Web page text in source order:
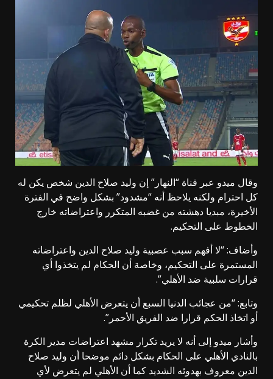
وقال ميدو عبر قناة “النهار” إن وليد صلاح الدين شخص يكن له
كل احترام ولكنه يلاحظ أنه “مشدود” بشكل واضح في الفترة
الأخيرة، مبديا دهشته من غضبه المتكرر واعتراضاته خارج
الخطوط على التحكيم.
وأضاف: “لا أفهم سبب عصبية وليد صلاح الدين واعتراضاته
المستمرة على التحكيم، وخاصة أن الحكام لم يتخذوا أي
قرارات سلبية ضد الأهلي”.
وتابع: “من عجائب الدنيا السبع أن يتعرض الأهلي لظلم تحكيمي
أو اتخاذ الحكم قرارا ضد الفريق الأحمر”.
وأشار ميدو إلى أنه لا يريد تكرار مشهد اعتراضات مدير الكرة
بالنادي الأهلي على الحكام بشكل دائم موضحا أن وليد صلاح
الدين معروف بهدوئه الشديد كما أن الأهلي لم يتعرض لأي